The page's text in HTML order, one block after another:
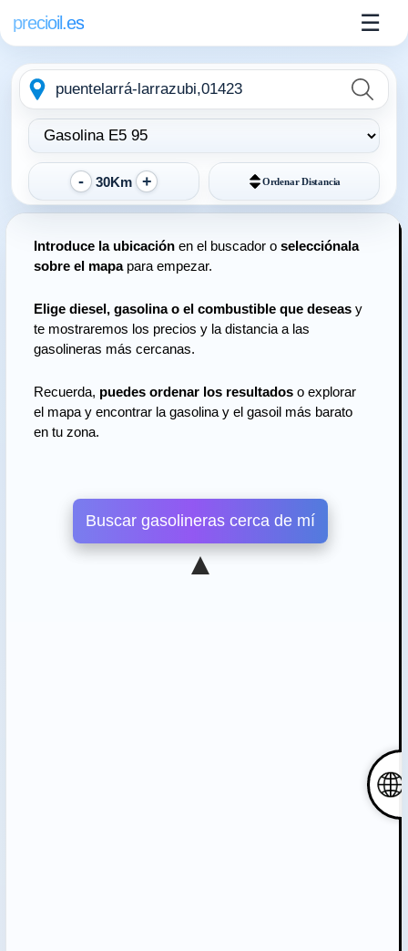
precioil.es ☰
Escribe
la
ubicación
Elegir
tipo
de
combustible:
30Km OrdenarDistancia
Introduce la ubicación en el buscador o selecciónala
sobre el mapapara empezar.
Elige diesel, gasolina o el combustible que deseas y
te mostraremos los precios y la distancia a las
gasolineras más cercanas.
Recuerda, puedes ordenar los resultados o explorar
el mapa y encontrar la gasolina y el gasoil más barato
en tu zona.
Buscar gasolineras cerca de mí